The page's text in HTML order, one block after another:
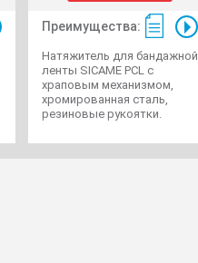
Преимущества:
Натяжитель для бандажной
ленты SICAME PCL с
храповым механизмом,
хромированная сталь,
резиновые рукоятки.